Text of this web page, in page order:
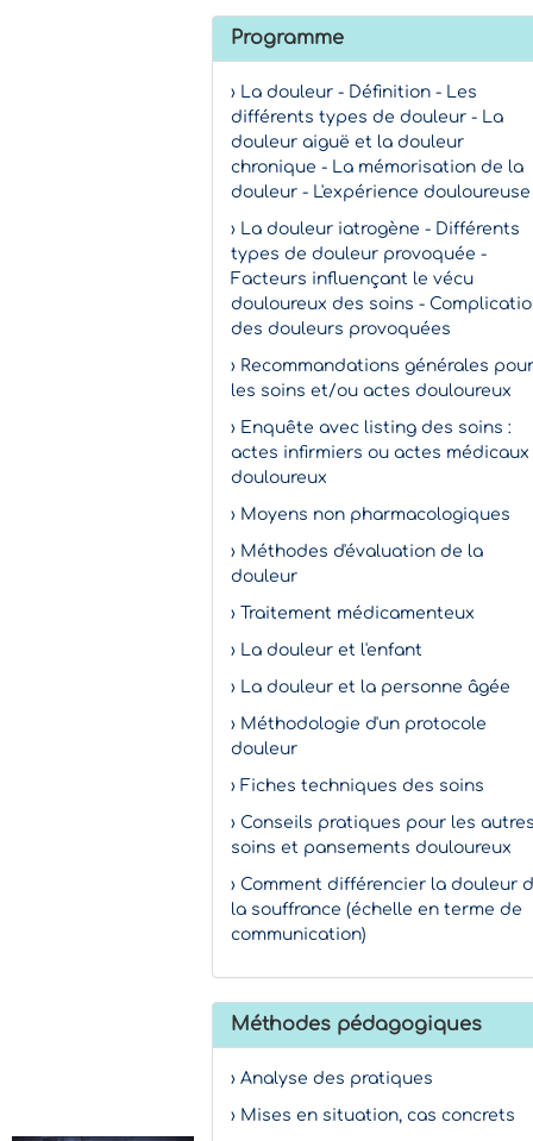
Programme
› La douleur - Définition - Les
différents types de douleur - La
douleur aiguë et la douleur
chronique - La mémorisation de la
douleur - L'expérience douloureuse
› La douleur iatrogène - Différents
types de douleur provoquée -
Facteurs influençant le vécu
douloureux des soins -
des douleurs provoquées
› Recommandations générales pour
les soins et/ou actes douloureux
› Enquête avec listing des soins :
actes infirmiers ou actes médicaux
douloureux
› Moyens non pharmacologiques
› Méthodes d'évaluation de la
douleur
› Traitement médicamenteux
› La douleur et l'enfant
› La douleur et la personne âgée
› Méthodologie d'un protocole
douleur
› Fiches techniques des soins
› Conseils pratiques pour les
soins et pansements douloureux
› Comment différencier la douleur
la souffrance (échelle en terme de
communication)
Méthodes pédagogiques
› Analyse des pratiques
› Mises en situation, cas concrets